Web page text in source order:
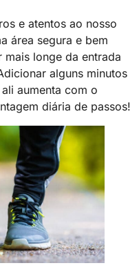
e atentos ao nosso
área segura e bem
mais longe da entrada
alguns minutos
aumenta com o
diária de passos!